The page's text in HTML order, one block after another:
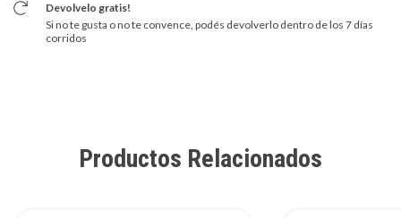
Devolvelo gratis!
Si no te gusta o no te convence, podés devolverlo dentro de los 7 días
corridos
Productos Relacionados